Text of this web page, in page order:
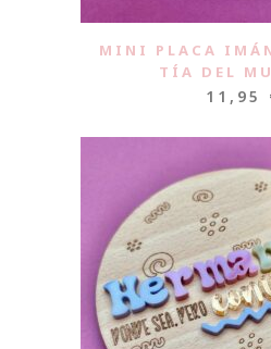
MINI PLACA
TÍA DEL
11,95